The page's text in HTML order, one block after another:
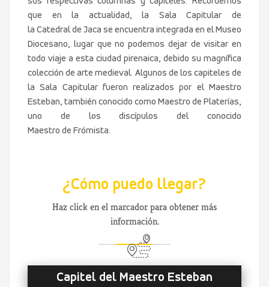
que en la actualidad, la Sala Capitular de
la Catedral de Jaca se encuentra integrada en el Museo
Diocesano, lugar que no podemos dejar de visitar en
todo viaje a esta ciudad pirenaica, debido su magnífica
colección de arte medieval. Algunos de los capiteles de
la Sala Capitular fueron realizados por el Maestro
Esteban, también conocido como Maestro de Platerías,
uno de los discípulos del conocido
Maestro de Frómista.
¿Cómo puedo llegar?
Haz click en el marcador para obtener más
información.
Capitel del Maestro Esteban